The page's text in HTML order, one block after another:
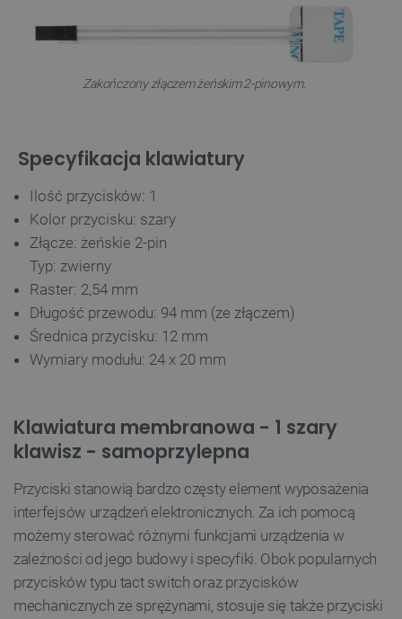
Zakończony złączem żeńskim 2-pinowym.
Specyfikacja klawiatury
Ilość przycisków: 1
Kolor przycisku: szary
Złącze: żeńskie 2-pin
Typ: zwierny
Raster: 2,54 mm
Długość przewodu: 94 mm (ze złączem)
Średnica przycisku: 12 mm
Wymiary modułu: 24 x 20 mm
Klawiatura membranowa - 1 szary
klawisz - samoprzylepna
Przyciski stanowią bardzo częsty element wyposażenia
interfejsów urządzeń elektronicznych. Za ich pomocą
możemy sterować różnymi funkcjami urządzenia w
zależności od jego budowy i specyfiki. Obok popularnych
przycisków typu tact switch oraz przycisków
mechanicznych ze sprężynami, stosuje się także przyciski